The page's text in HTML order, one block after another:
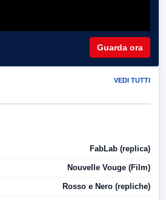
Guarda ora
VEDI TUTTI
FabLab (replica)
Nouvelle Vouge (Film)
Rosso e Nero (repliche)